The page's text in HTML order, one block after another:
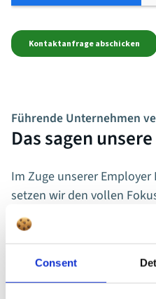
Consent
Führende Unternehmen
Das sagen
Im Zuge unserer
setzen wir den vollen
unserer Zielgruppen. Die
Zusammenarbeit mit
haben wir zusammen ein